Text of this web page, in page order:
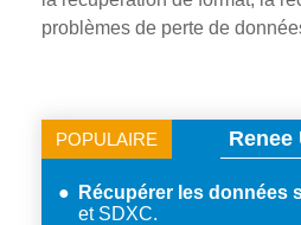
problèmes de perte de
POPULAIRE
Récupérer les données
et SDXC.